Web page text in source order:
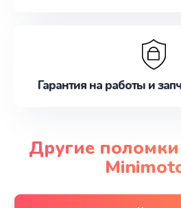
Гарантия на работы и
Другие